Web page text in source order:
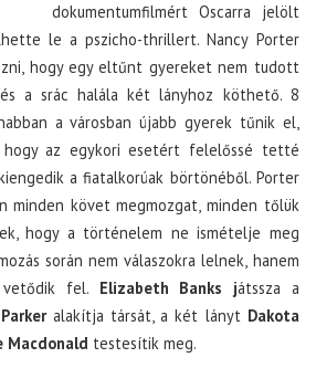
dokumentumfilmért Oscarra jelölt
le a pszicho-thrillert. Nancy Porter
hogy egy eltűnt gyereket nem tudott
a srác halála két lányhoz köthető. 8
a városban újabb gyerek tűnik el,
hogy az egykori esetért felelőssé tetté
a fiatalkorúak börtönéből. Porter
minden követ megmozgat, minden tőlük
hogy a történelem ne ismételje meg
során nem válaszokra lelnek, hanem
fel. Elizabeth Banks játssza a
alakítja társát, a két lányt Dakota
Macdonald testesítik meg.